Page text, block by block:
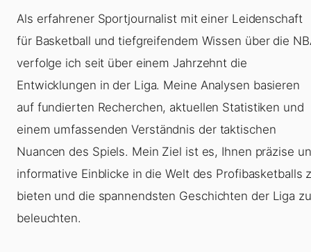
Als erfahrener Sportjournalist mit einer Leidenschaft
für Basketball und tiefgreifendem Wissen über die
verfolge ich seit über einem Jahrzehnt die
Entwicklungen in der Liga. Meine Analysen basieren
auf fundierten Recherchen, aktuellen Statistiken und
einem umfassenden Verständnis der taktischen
Nuancen des Spiels. Mein Ziel ist es, Ihnen präzise
informative Einblicke in die Welt des Profibasketballs
bieten und die spannendsten Geschichten der Liga zu
beleuchten.